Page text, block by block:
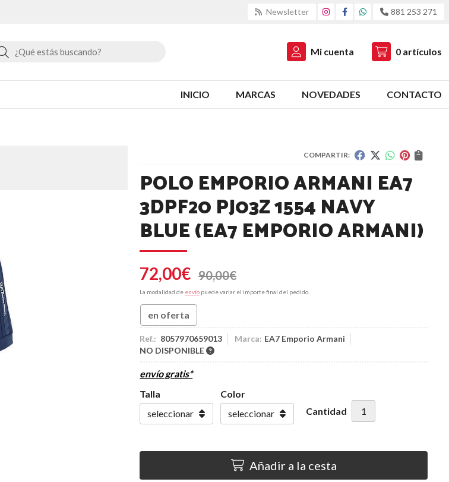
Newsletter 881 253 271
Buscar Mi cuenta 0 artículos
INICIO MARCAS NOVEDADES CONTACTO
COMPARTIR:
POLO EMPORIO ARMANI EA7
3DPF20 PJ03Z 1554 NAVY
BLUE(EA7 EMPORIO ARMANI)
72,00€ 90,00€
La modalidad de envío puede variar el importe final del pedido.
en oferta
Ref.: 8057970659013 Marca: EA7 Emporio Armani
NO DISPONIBLE
envío gratis*
Talla
Color
Cantidad
Añadir a la cesta